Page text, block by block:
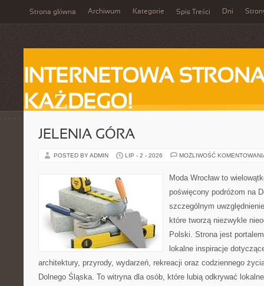
Strona główna Archiwum Kategorie Spis Treści Dni
INTERNETOWA
KAŻDEGO!
JELENIA GÓRA
POSTED BY ADMIN LIP - 2 - 2026 MOŻLIWOŚĆ
Moda Wrocław to
poświęcony podróżom na
szczególnym
które tworzą niezwykle
Polski. Strona jest
lokalne inspiracje
architektury, przyrody, wydarzeń, rekreacji oraz codziennego
Dolnego Śląska. To witryna dla osób, które lubią odkrywać